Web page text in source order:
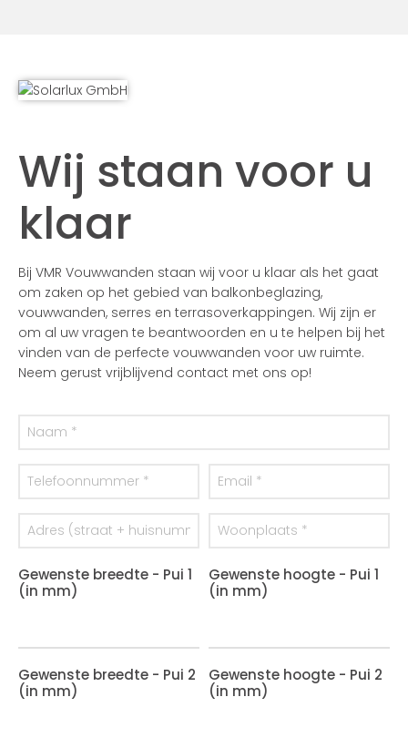
Wij staan voor u
klaar
Bij VMR Vouwwanden staan wij voor u klaar als het gaat
om zaken op het gebied van balkonbeglazing,
vouwwanden, serres en terrasoverkappingen. Wij zijn er
om al uw vragen te beantwoorden en u te helpen bij het
vinden van de perfecte vouwwanden voor uw ruimte.
Neem gerust vrijblijvend contact met ons op!
Gewenste breedte - Pui 1
(in mm)
Gewenste hoogte - Pui 1
(in mm)
Gewenste breedte - Pui 2
(in mm)
Gewenste hoogte - Pui 2
(in mm)